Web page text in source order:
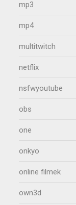
mp3
mp4
multitwitch
netflix
nsfwyoutube
obs
one
onkyo
online filmek
own3d